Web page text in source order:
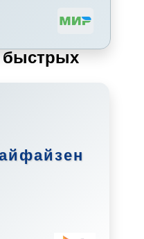
быстрых